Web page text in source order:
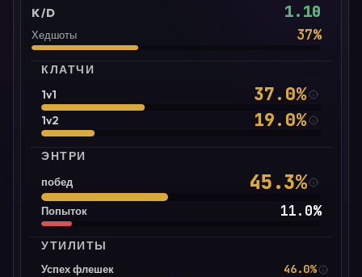
K/D
1.10
Хедшоты 37%
КЛАТЧИ
1v1
37.0%
1v2 19.0%
ЭНТРИ
побед 45.3%
Попыток 11.0%
УТИЛИТЫ
Успех флешек 46.0%